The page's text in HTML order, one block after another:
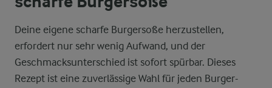
Deine eigene scharfe Burgersoße herzustellen,
erfordert nur sehr wenig Aufwand, und der
Geschmacksunterschied ist sofort spürbar. Dieses
Rezept ist eine zuverlässige Wahl für jeden Burger-